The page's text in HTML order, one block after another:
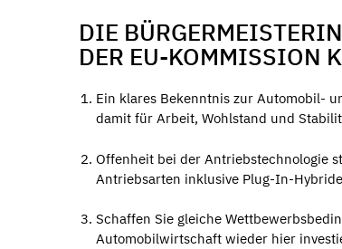
DIE
DER EU-KOMMISSION
Ein klares Bekenntnis zur Automobil-
damit für Arbeit, Wohlstand und
Offenheit bei der Antriebstechnologie
Antriebsarten inklusive Plug-In-
Schaffen Sie gleiche
Automobilwirtschaft wieder hier